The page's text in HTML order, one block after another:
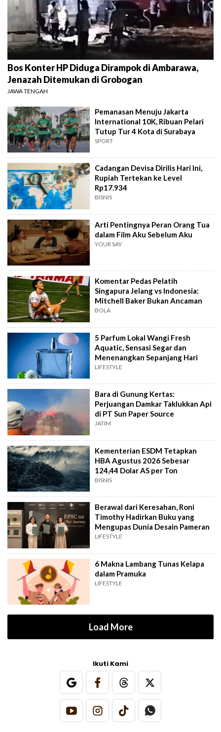
Bos Konter HP Diduga Dirampok di Ambarawa,
Jenazah Ditemukan di Grobogan
JAWA TENGAH
Pemanasan Menuju Jakarta
International 10K, Ribuan Pelari
Tutup Tur 4 Kota di Surabaya
SPORT
Cadangan Devisa Dirilis Hari Ini,
Rupiah Tertekan ke Level
Rp17.934
BISNIS
Arti Pentingnya Peran Orang Tua
dalam Film Aku Sebelum Aku
YOUR SAY
Komentar Pedas Pelatih
Singapura Jelang vs Indonesia:
Mitchell Baker Bukan Ancaman
BOLA
5 Parfum Lokal Wangi Fresh
Aquatic, Sensasi Segar dan
Menenangkan Sepanjang Hari
LIFESTYLE
Bara di Gunung Kertas:
Perjuangan Damkar Taklukkan Api
di PT Sun Paper Source
JATIM
Kementerian ESDM Tetapkan
HBA Agustus 2026 Sebesar
124,44 Dolar AS per Ton
BISNIS
Berawal dari Keresahan, Roni
Timothy Hadirkan Buku yang
Mengupas Dunia Desain Pameran
LIFESTYLE
6 Makna Lambang Tunas Kelapa
dalam Pramuka
LIFESTYLE
Load More
Ikuti Kami